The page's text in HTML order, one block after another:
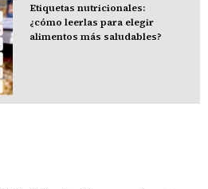
Etiquetas nutricionales:
¿cómo leerlas para elegir
alimentos más saludables?